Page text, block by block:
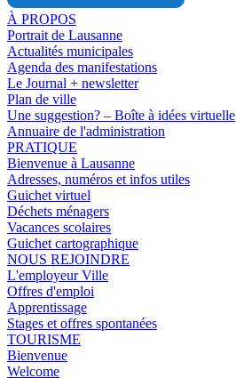
À PROPOS
Portrait de Lausanne
Actualités municipales
Agenda des manifestations
Le Journal + newsletter
Plan de ville
Une suggestion? – Boîte à idées virtuelle
Annuaire de l'administration
PRATIQUE
Bienvenue à Lausanne
Adresses, numéros et infos utiles
Guichet virtuel
Déchets ménagers
Vacances scolaires
Guichet cartographique
NOUS REJOINDRE
L'employeur Ville
Offres d'emploi
Apprentissage
Stages et offres spontanées
TOURISME
Bienvenue
Welcome